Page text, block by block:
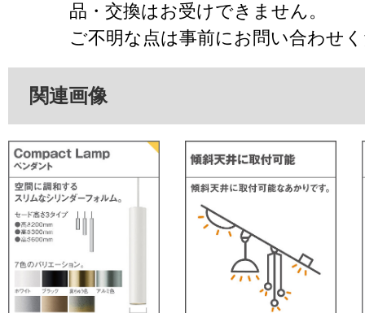
品・交換はお受けできません。
ご不明な点は事前にお問い合わせ
関連画像